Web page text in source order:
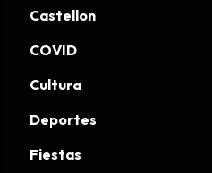
Castellon
COVID
Cultura
Deportes
Fiestas